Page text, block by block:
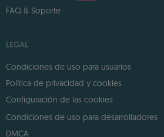
FAQ & Soporte
LEGAL
Condiciones de uso para usuarios
Política de privacidad y cookies
Configuración de las cookies
Condiciones de uso para desarrolladores
DMCA